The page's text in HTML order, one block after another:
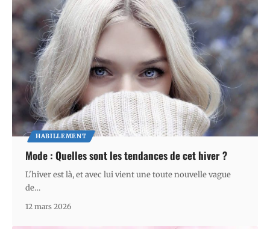
HABILLEMENT
Mode : Quelles sont les tendances de cet hiver ?
L'hiver est là, et avec lui vient une toute nouvelle vague
de…
12 mars 2026